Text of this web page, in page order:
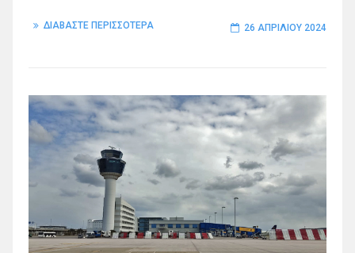
ΔΙΑΒΑΣΤΕ ΠΕΡΙΣΣΟΤΕΡΑ 26 ΑΠΡΙΛΊΟΥ 2024